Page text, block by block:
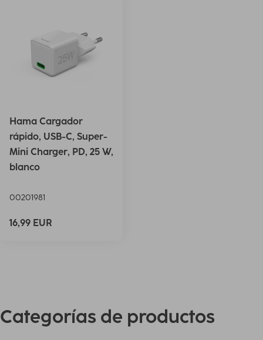
Hama Cargador
rápido, USB-C, Super-
Mini Charger, PD, 25 W,
blanco
00201981
16,99 EUR
Categorías de productos